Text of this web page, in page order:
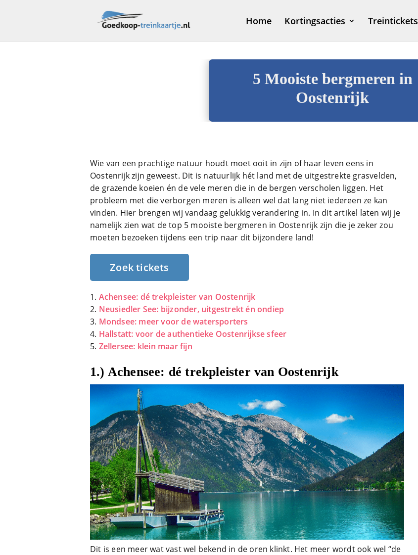
Home Kortingsacties Treintickets
5 Mooiste bergmeren in
Oostenrijk
Wie van een prachtige natuur houdt moet ooit in zijn of haar leven eens in
Oostenrijk zijn geweest. Dit is natuurlijk hét land met de uitgestrekte grasvelden,
de grazende koeien én de vele meren die in de bergen verscholen liggen. Het
probleem met die verborgen meren is alleen wel dat lang niet iedereen ze kan
vinden. Hier brengen wij vandaag gelukkig verandering in. In dit artikel laten wij je
namelijk zien wat de top 5 mooiste bergmeren in Oostenrijk zijn die je zeker zou
moeten bezoeken tijdens een trip naar dit bijzondere land!
Zoek tickets
Achensee: dé trekpleister van Oostenrijk
Neusiedler See: bijzonder, uitgestrekt én ondiep
Mondsee: meer voor de watersporters
Hallstatt: voor de authentieke Oostenrijkse sfeer
Zellersee: klein maar fijn
1.) Achensee: dé trekpleister van Oostenrijk
Dit is een meer wat vast wel bekend in de oren klinkt. Het meer wordt ook wel “de